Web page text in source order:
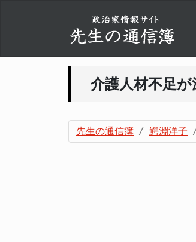
介護人材不足
先生の通信簿 鰐淵洋子